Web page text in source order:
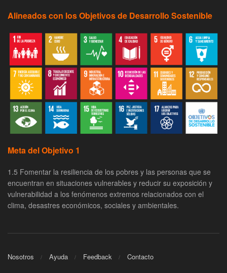
Alineados con los Objetivos de Desarrollo Sostenible
Meta del Objetivo 1
1.5 Fomentar la resiliencia de los pobres y las personas que se
encuentran en situaciones vulnerables y reducir su exposición y
vulnerabilidad a los fenómenos extremos relacionados con el
clima, desastres económicos, sociales y ambientales.
Nosotros Ayuda Feedback Contacto